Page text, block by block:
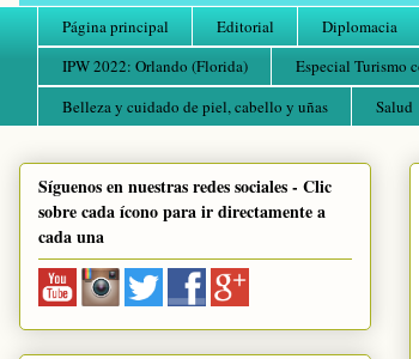
Página principal Editorial Diplomacia
IPW 2022: Orlando (Florida)
Especial Turismo
Belleza y cuidado de piel, cabello y uñas
Salud
Síguenos en nuestras redes sociales - Clic
sobre cada ícono para ir directamente a
cada una